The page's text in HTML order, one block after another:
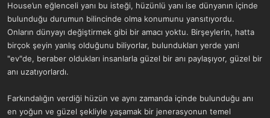
House’un eğlenceli yanı bu isteği, hüzünlü yanı ise dünyanın içinde
bulunduğu durumun bilincinde olma konumunu yansıtıyordu.
Onların dünyayı değiştirmek gibi bir amacı yoktu. Birşeylerin, hatta
birçok şeyin yanlış olduğunu biliyorlar, bulundukları yerde yani
"ev"de, beraber oldukları insanlarla güzel bir anı paylaşıyor, güzel bir
anı uzatıyorlardı.
Farkındalığın verdiği hüzün ve aynı zamanda içinde bulunduğu anı
en yoğun ve güzel şekliyle yaşamak bir jenerasyonun temel